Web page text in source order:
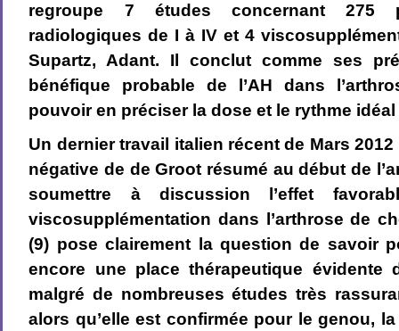
regroupe 7 études concernant 275
radiologiques de I à IV et 4
Supartz, Adant. Il conclut comme ses
bénéfique probable de l’AH dans
pouvoir en préciser la dose et le rythme
Un dernier travail italien récent de Mars 2012
négative de de Groot résumé au début de
soumettre à discussion l’effet
viscosupplémentation dans l’arthrose de
(9) pose clairement la question de savoir
encore une place thérapeutique évidente
malgré de nombreuses études très
alors qu’elle est confirmée pour le genou,